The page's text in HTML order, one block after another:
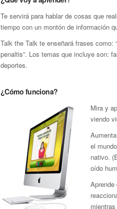
Te servirá para hablar de cosas que
tiempo con un montón de información
Talk the Talk te enseñará frases como:
penaltis”. Los temas que incluye son:
deportes.
¿Cómo funciona?
Mira y
viendo
el
nativo.
oído